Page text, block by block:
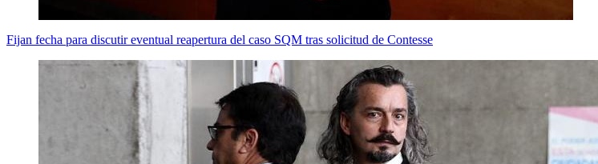
Fijan fecha para discutir eventual reapertura del caso SQM tras solicitud de Contesse